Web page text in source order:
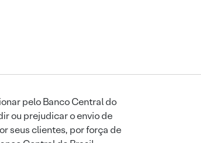
pelo Banco Central do
ou prejudicar o envio de
seus clientes, por força de